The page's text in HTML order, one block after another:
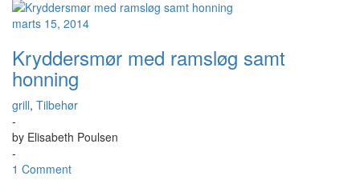
marts 15, 2014
Kryddersmør med ramsløg samt
honning
grill, Tilbehør
-
by Elisabeth Poulsen
-
1 Comment